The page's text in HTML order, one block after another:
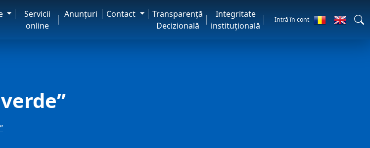
Servicii
online
Anunţuri Contact
Transparență
Decizională
Integritate
instituțională
Intră în cont